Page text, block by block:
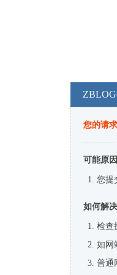
您的请
可能原
您提
如何解
检查
如网
普通